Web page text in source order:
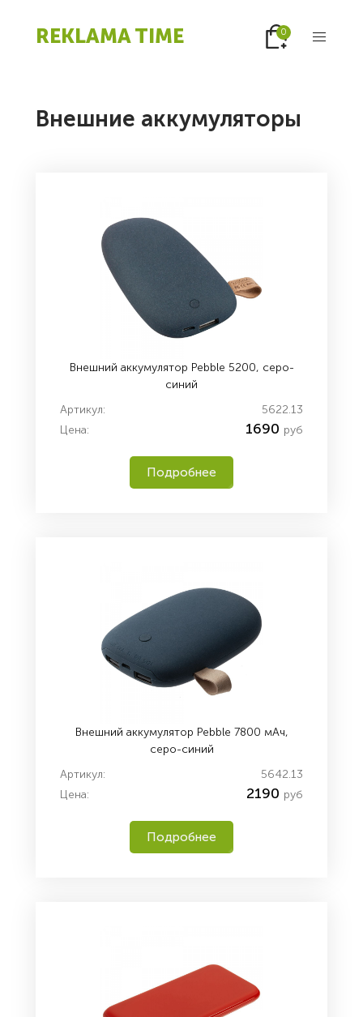
REKLAMA TIME 0
Внешние аккумуляторы
Внешний аккумулятор Pebble 5200, серо-
синий
Артикул:
5622.13
Цена:
1690 руб
Подробнее
Внешний аккумулятор Pebble 7800 мАч,
серо-синий
Артикул:
5642.13
Цена:
2190 руб
Подробнее